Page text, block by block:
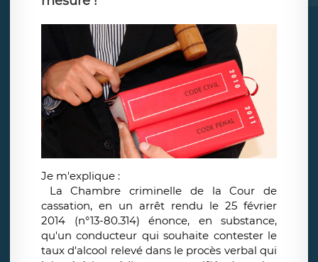
Je m'explique :
La Chambre criminelle de la Cour de
cassation, en un arrêt rendu le 25 février
2014 (n°13-80.314) énonce, en substance,
qu'un conducteur qui souhaite contester le
taux d'alcool relevé dans le procès verbal qui